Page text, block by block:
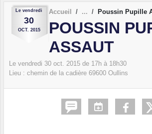
Le vendredi
30
OCT. 2015
Accueil Poussin Pupille
POUSSIN
ASSAUT
Le vendredi 30 oct. 2015 de 17h à 18h30
Lieu : chemin de la cadière 69600 Oullins